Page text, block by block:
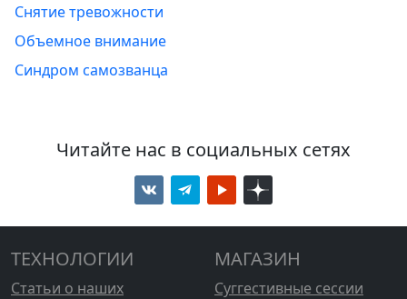
Снятие тревожности
Объемное внимание
Синдром самозванца
Читайте нас в социальных сетях
ТЕХНОЛОГИИ
Статьи о наших
МАГАЗИН
Суггестивные сессии